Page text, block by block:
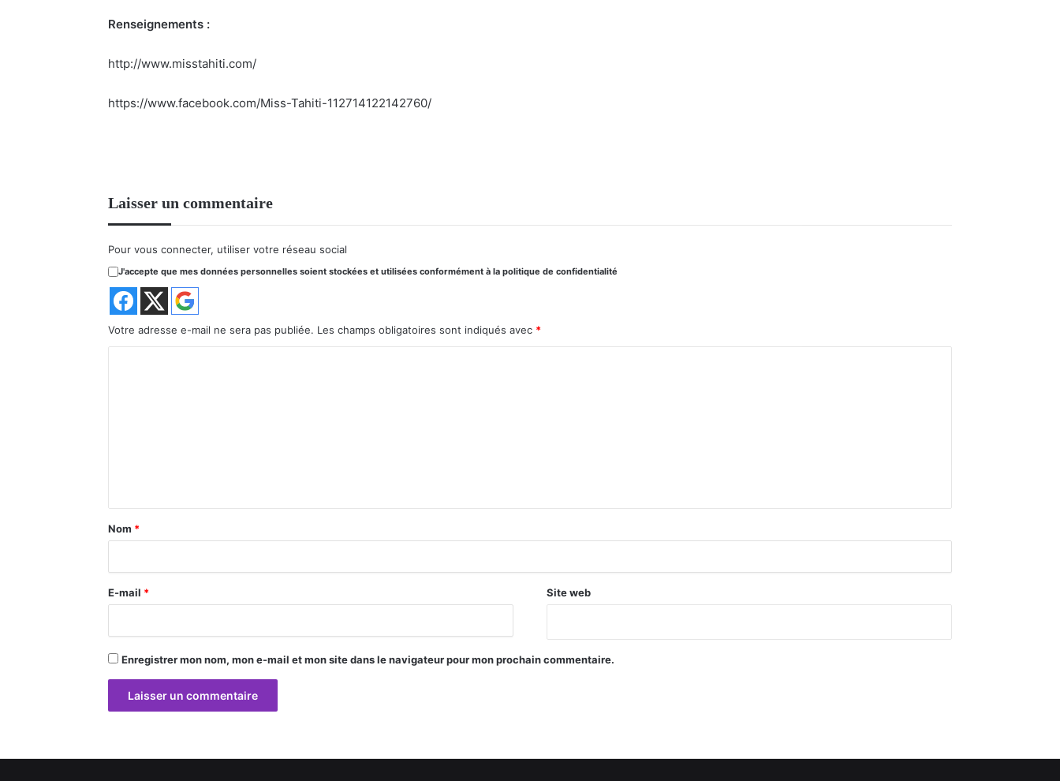
Renseignements :
http://www.misstahiti.com/
https://www.facebook.com/Miss-Tahiti-112714122142760/
Laisser un commentaire
Pour vous connecter, utiliser votre réseau social
J'accepte que mes données personnelles soient stockées et utilisées conformément à la politique de confidentialité
Votre adresse e-mail ne sera pas publiée. Les champs obligatoires sont indiqués avec *
a
r
e
Nom *
E-mail * Site web
Enregistrer mon nom, mon e-mail et mon site dans le navigateur pour mon prochain commentaire.